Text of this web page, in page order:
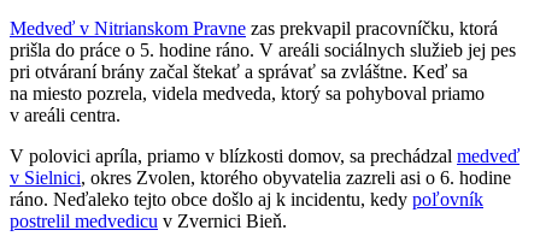
Medveď v Nitrianskom Pravne zas prekvapil pracovníčku, ktorá
prišla do práce o 5. hodine ráno. V areáli sociálnych služieb jej pes
pri otváraní brány začal štekať a správať sa zvláštne. Keď sa
na miesto pozrela, videla medveda, ktorý sa pohyboval priamo
v areáli centra.
V polovici apríla, priamo v blízkosti domov, sa prechádzal medveď
v Sielnici, okres Zvolen, ktorého obyvatelia zazreli asi o 6. hodine
ráno. Neďaleko tejto obce došlo aj k incidentu, kedy poľovník
postrelil medvedicu v Zvernici Bieň.